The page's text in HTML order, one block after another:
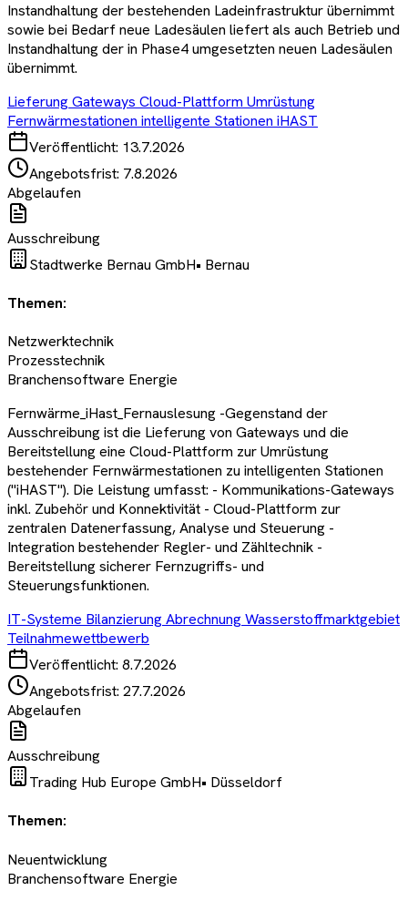
Instandhaltung der bestehenden Ladeinfrastruktur übernimmt
sowie bei Bedarf neue Ladesäulen liefert als auch Betrieb und
Instandhaltung der in Phase4 umgesetzten neuen Ladesäulen
übernimmt.
Lieferung Gateways Cloud-Plattform Umrüstung
Fernwärmestationen intelligente Stationen iHAST
Veröffentlicht: 13.7.2026
Angebotsfrist: 7.8.2026
Abgelaufen
Ausschreibung
Stadtwerke Bernau GmbH• Bernau
Themen:
Netzwerktechnik
Prozesstechnik
Branchensoftware Energie
Fernwärme_iHast_Fernauslesung -Gegenstand der
Ausschreibung ist die Lieferung von Gateways und die
Bereitstellung eine Cloud-Plattform zur Umrüstung
bestehender Fernwärmestationen zu intelligenten Stationen
("iHAST"). Die Leistung umfasst: - Kommunikations-Gateways
inkl. Zubehör und Konnektivität - Cloud-Plattform zur
zentralen Datenerfassung, Analyse und Steuerung -
Integration bestehender Regler- und Zähltechnik -
Bereitstellung sicherer Fernzugriffs- und
Steuerungsfunktionen.
IT-Systeme Bilanzierung Abrechnung Wasserstoffmarktgebiet
Teilnahmewettbewerb
Veröffentlicht: 8.7.2026
Angebotsfrist: 27.7.2026
Abgelaufen
Ausschreibung
Trading Hub Europe GmbH• Düsseldorf
Themen:
Neuentwicklung
Branchensoftware Energie